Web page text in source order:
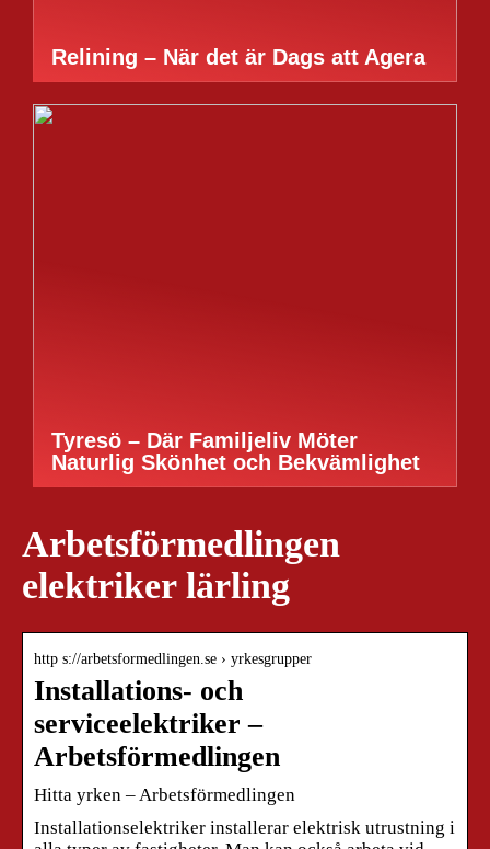
Relining – När det är Dags att Agera
Tyresö – Där Familjeliv Möter
Naturlig Skönhet och Bekvämlighet
Arbetsförmedlingen
elektriker lärling
http s://arbetsformedlingen.se › yrkesgrupper
Installations- och
serviceelektriker –
Arbetsförmedlingen
Hitta yrken – Arbetsförmedlingen
Installationselektriker installerar elektrisk utrustning i